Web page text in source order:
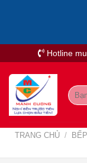
Hotline
Tìm
kiếm:
TRANG CHỦ /